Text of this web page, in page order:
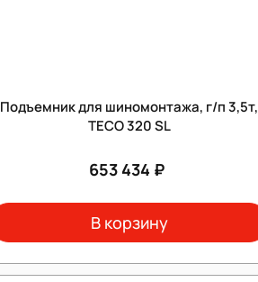
Подъемник для шиномонтажа, г/п 3,5т,
TECO 320 SL
653 434 ₽
В корзину